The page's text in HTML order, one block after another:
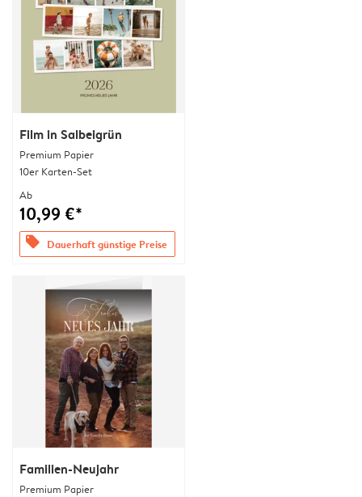
Film in Salbeigrün
Premium Papier
10er Karten-Set
Ab
10,99 €*
offers Dauerhaft günstige Preise
Familien-Neujahr
Premium Papier